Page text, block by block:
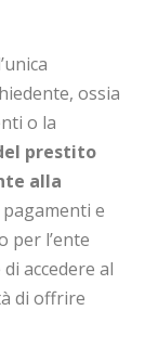
ossia
o la
prestito
alla
e
per l’ente
accedere al
di offrire